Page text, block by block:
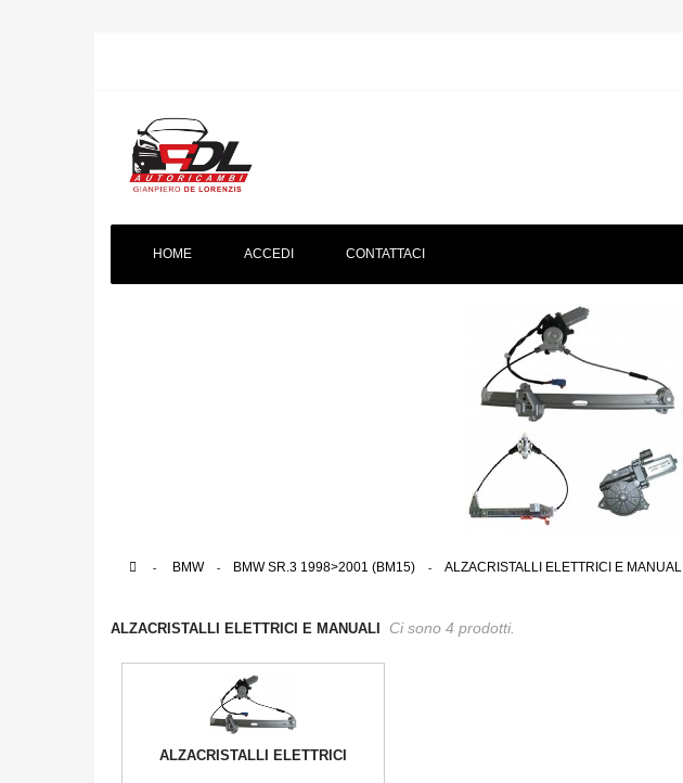
HOME ACCEDI CONTATTACI
> BMW > BMW SR.3 1998>2001 (BM15) > ALZACRISTALLI ELETTRICI E MANUALI
ALZACRISTALLI ELETTRICI E MANUALI Ci sono 4 prodotti.
ALZACRISTALLI ELETTRICI